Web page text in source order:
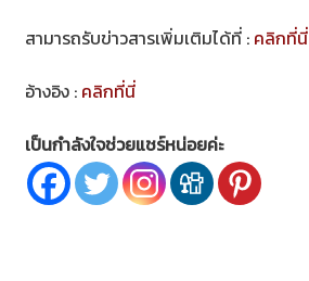
สามารถรับข่าวสารเพิ่มเติมได้ที่ : คลิกที่นี่
อ้างอิง : คลิกที่นี่
เป็นกำลังใจช่วยแชร์หน่อยค่ะ